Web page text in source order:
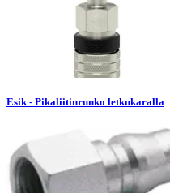
Esik - Pikaliitinrunko letkukaralla